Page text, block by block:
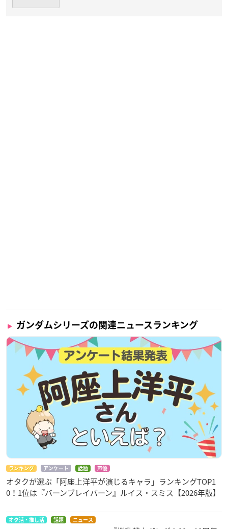
ガンダムシリーズの関連ニュースランキング
ランキング アンケート 話題 声優
オタクが選ぶ「阿座上洋平が演じるキャラ」ランキングTOP1
0！1位は『バーンブレイバーン』ルイス・スミス【2026年版】
オタ活・推し活 話題 ニュース